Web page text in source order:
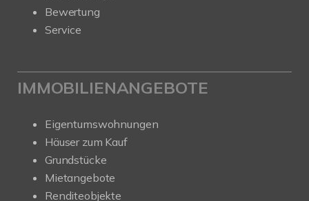
Bewertung
Service
IMMOBILIENANGEBOTE
Eigentumswohnungen
Häuser zum Kauf
Grundstücke
Mietangebote
Renditeobjekte